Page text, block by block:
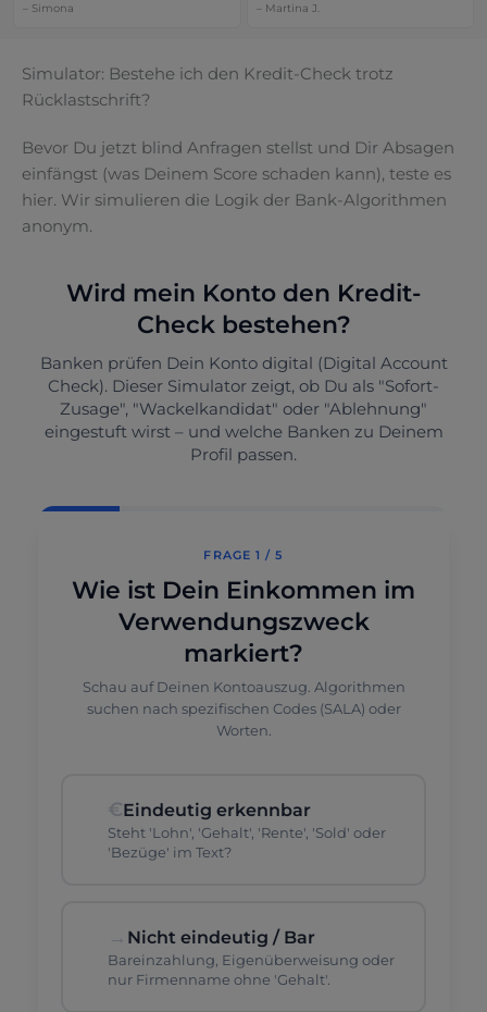
– Simona – Martina J.
Simulator: Bestehe ich den Kredit-Check trotz
Rücklastschrift?
Bevor Du jetzt blind Anfragen stellst und Dir Absagen
einfängst (was Deinem Score schaden kann), teste es
hier. Wir simulieren die Logik der Bank-Algorithmen
anonym.
Wird mein Konto den Kredit-
Check bestehen?
Banken prüfen Dein Konto digital (Digital Account
Check). Dieser Simulator zeigt, ob Du als "Sofort-
Zusage", "Wackelkandidat" oder "Ablehnung"
eingestuft wirst – und welche Banken zu Deinem
Profil passen.
FRAGE 1 / 5
Wie ist Dein Einkommen im
Verwendungszweck
markiert?
Schau auf Deinen Kontoauszug. Algorithmen
suchen nach spezifischen Codes (SALA) oder
Worten.
€Eindeutig erkennbar
Steht 'Lohn', 'Gehalt', 'Rente', 'Sold' oder
'Bezüge' im Text?
→ Nicht eindeutig / Bar
Bareinzahlung, Eigenüberweisung oder
nur Firmenname ohne 'Gehalt'.